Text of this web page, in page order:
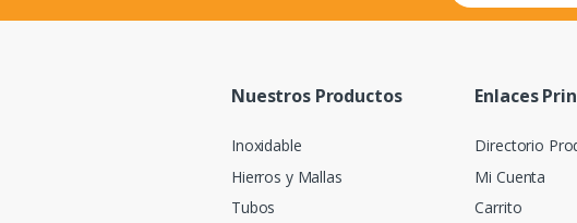
Nuestros Productos
Inoxidable
Hierros y Mallas
Tubos
Enlaces
Directorio
Mi Cuenta
Carrito